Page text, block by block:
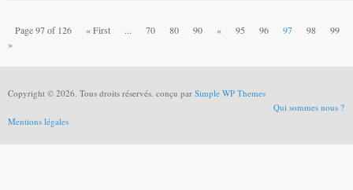
Page 97 of 126 « First ... 70 80 90 « 95 96 97 98
99
»
Copyright © 2026. Tous droits réservés. conçu par Simple WP Themes
Qui sommes nous ?
Mentions légales